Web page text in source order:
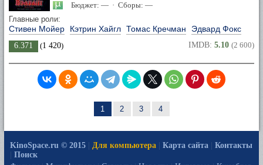
Бюджет: — · Сборы: —
Главные роли:
Стивен Мойер Кэтрин Хайгл Томас Кречман Эдвард Фокс
6.371 (1 420) IMDB: 5.10 (2 600)
1 2 3 4
KinoSpace.ru © 2015 Для компьютера Карта сайта
Контакты
Поиск